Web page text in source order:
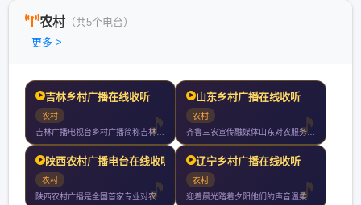
农村 （共5个电台）
更多 >
吉林乡村广播在线收听
农村
吉林广播电视台乡村广播简称吉林乡村广播是吉林广播电视台旗下的
山东乡村广播在线收听
农村
齐鲁三农宣传融媒体山东对农服务信平台山东唯一专心专注专业对农
陕西农村广播电台在线收听
农村
陕西农村广播是全国首家专业对农广播电台以关注百姓服务三农为办
辽宁乡村广播在线收听
农村
迎着晨光踏着夕阳他们的声音温柔但不张扬温暖调频幸福相伴听辽宁